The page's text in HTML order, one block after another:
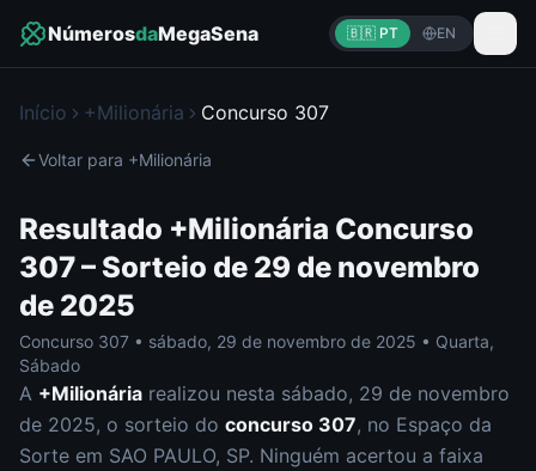
NúmerosdaMegaSena 🇧🇷 PT EN
Início +Milionária Concurso 307
Voltar para +Milionária
Resultado +Milionária Concurso
307– Sorteio de 29 de novembro
de 2025
Concurso 307 • sábado, 29 de novembro de 2025 • Quarta,
Sábado
A +Milionária realizou nesta sábado, 29 de novembro
de 2025, o sorteio do concurso 307, no Espaço da
Sorte em SAO PAULO, SP. Ninguém acertou a faixa